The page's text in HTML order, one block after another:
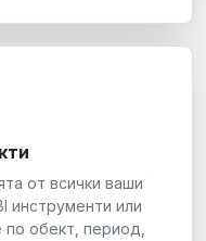
от всички ваши
инструменти или
обект, период,